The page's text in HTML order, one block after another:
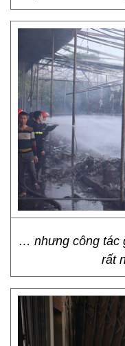
… nhưng công tác
rất